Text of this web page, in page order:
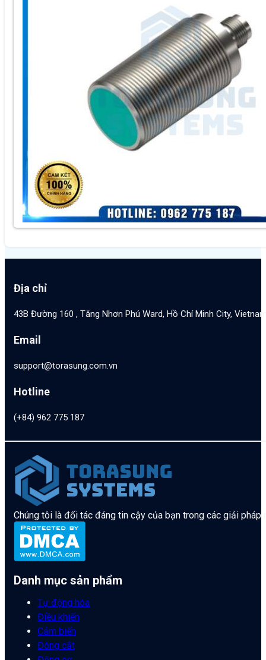
Địa chỉ
43B Đường 160 , Tăng Nhơn Phú Ward, Hồ Chí Minh City,
Email
support@torasung.com.vn
Hotline
(+84) 962 775 187
Chúng tôi là đối tác đáng tin cậy của bạn trong các giải pháp
Danh mục sản phẩm
Tự động hóa
Điều khiển
Cảm biến
Đóng cắt